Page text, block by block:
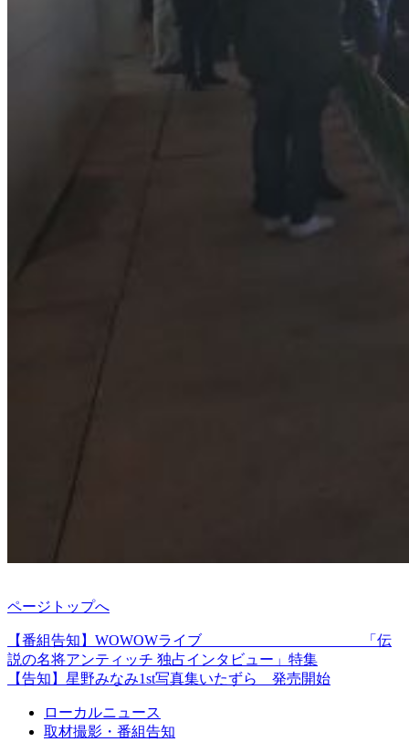
ページトップへ
【番組告知】WOWOWライブ 「伝
説の名将アンティッチ 独占インタビュー」特集
【告知】星野みなみ1st写真集いたずら 発売開始
ローカルニュース
取材撮影・番組告知